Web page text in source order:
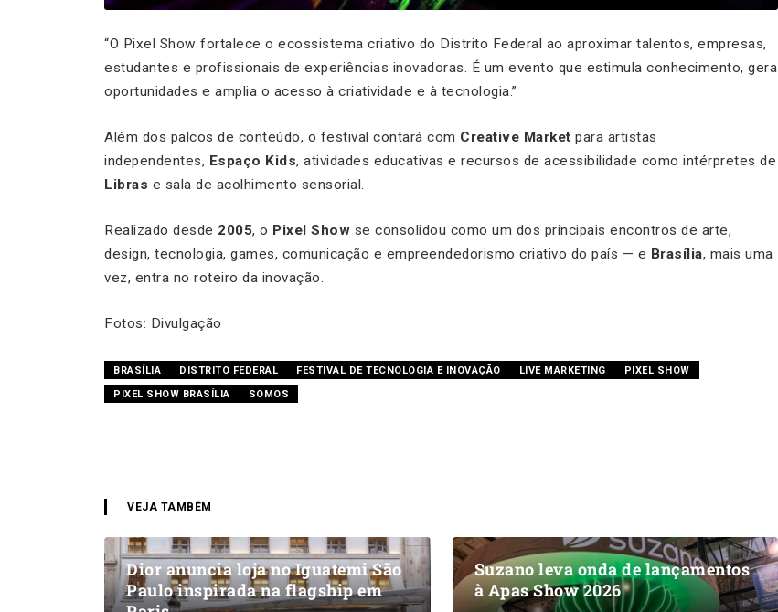
“O Pixel Show fortalece o ecossistema criativo do Distrito Federal ao aproximar talentos, empresas,
estudantes e profissionais de experiências inovadoras. É um evento que estimula conhecimento, gera
oportunidades e amplia o acesso à criatividade e à tecnologia.”
Além dos palcos de conteúdo, o festival contará com Creative Market para artistas
independentes, Espaço Kids, atividades educativas e recursos de acessibilidade como intérpretes de
Libras e sala de acolhimento sensorial.
Realizado desde 2005, o Pixel Show se consolidou como um dos principais encontros de arte,
design, tecnologia, games, comunicação e empreendedorismo criativo do país — e Brasília, mais uma
vez, entra no roteiro da inovação.
Fotos: Divulgação
BRASÍLIA DISTRITO FEDERAL FESTIVAL DE TECNOLOGIA E INOVAÇÃO LIVE MARKETING
PIXEL SHOW
PIXEL SHOW BRASÍLIA
SOMOS
VEJA TAMBÉM
Dior anuncia loja no Iguatemi São
Paulo inspirada na flagship em
Suzano leva onda de lançamentos
à Apas Show 2026